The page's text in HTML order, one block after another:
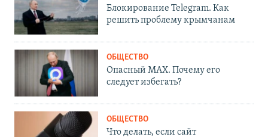
Блокирование Telegram. Как
решить проблему крымчанам
ОБЩЕСТВО
Опасный MAX. Почему его
следует избегать?
ОБЩЕСТВО
Что делать, если сайт